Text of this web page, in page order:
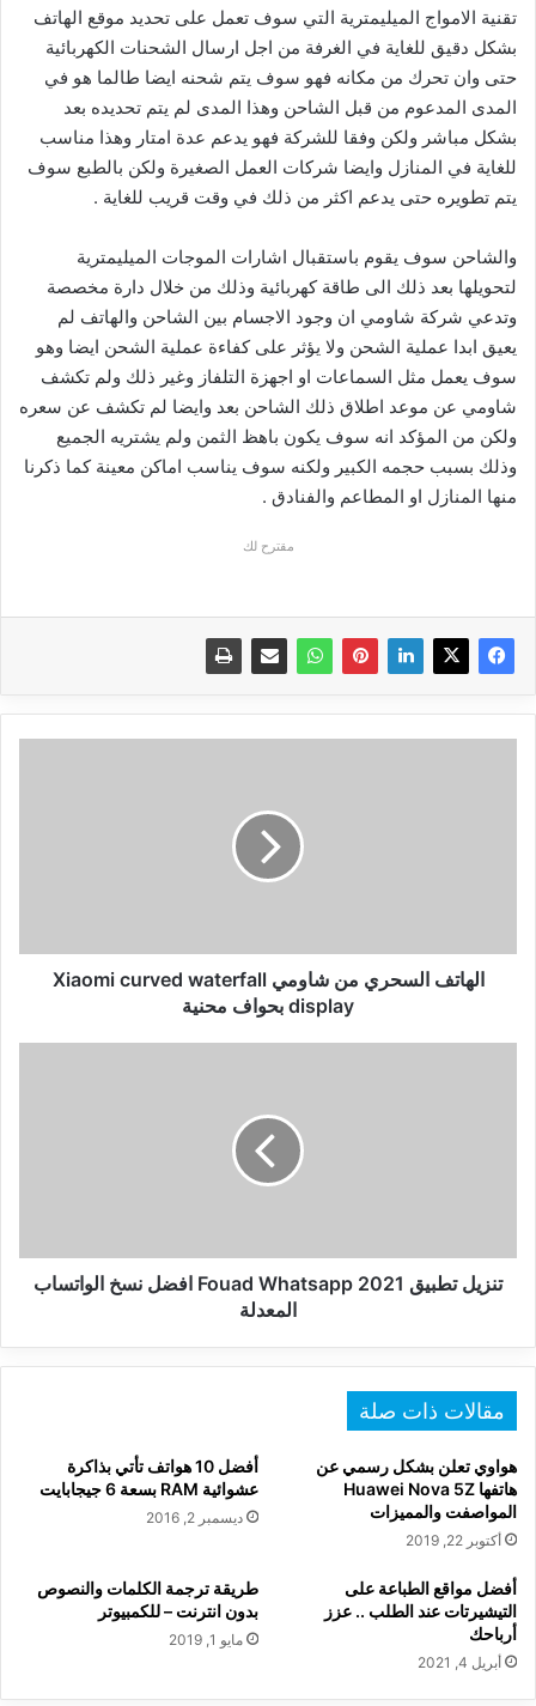
تقنية الامواج الميليمترية التي سوف تعمل على تحديد موقع الهاتف
بشكل دقيق للغاية في الغرفة من اجل ارسال الشحنات الكهربائية
حتى وان تحرك من مكانه فهو سوف يتم شحنه ايضا طالما هو في
المدى المدعوم من قبل الشاحن وهذا المدى لم يتم تحديده بعد
بشكل مباشر ولكن وفقا للشركة فهو يدعم عدة امتار وهذا مناسب
للغاية في المنازل وايضا شركات العمل الصغيرة ولكن بالطبع سوف
يتم تطويره حتى يدعم اكثر من ذلك في وقت قريب للغاية .
والشاحن سوف يقوم باستقبال اشارات الموجات الميليمترية
لتحويلها بعد ذلك الى طاقة كهربائية وذلك من خلال دارة مخصصة
وتدعي شركة شاومي ان وجود الاجسام بين الشاحن والهاتف لم
يعيق ابدا عملية الشحن ولا يؤثر على كفاءة عملية الشحن ايضا وهو
سوف يعمل مثل السماعات او اجهزة التلفاز وغير ذلك ولم تكشف
شاومي عن موعد اطلاق ذلك الشاحن بعد وايضا لم تكشف عن سعره
ولكن من المؤكد انه سوف يكون باهظ الثمن ولم يشتريه الجميع
وذلك بسبب حجمه الكبير ولكنه سوف يناسب اماكن معينة كما ذكرنا
منها المنازل او المطاعم والفنادق .
مقترح لك
بحواف
محنية
الهاتف السحري من شاومي Xiaomi curved waterfall
display بحواف محنية
المعدلة
تنزيل تطبيق 2021 Fouad Whatsapp افضل نسخ الواتساب
المعدلة
مقالات ذات صلة
هواوي تعلن بشكل رسمي عن
هاتفها Huawei Nova 5Z
المواصفت والمميزات
أكتوبر 22, 2019
أفضل 10 هواتف تأتي بذاكرة
عشوائية RAM بسعة 6 جيجابايت
ديسمبر 2, 2016
أفضل مواقع الطباعة على
التيشيرتات عند الطلب .. عزز
أرباحك
أبريل 4, 2021
طريقة ترجمة الكلمات والنصوص
بدون انترنت – للكمبيوتر
مايو 1, 2019